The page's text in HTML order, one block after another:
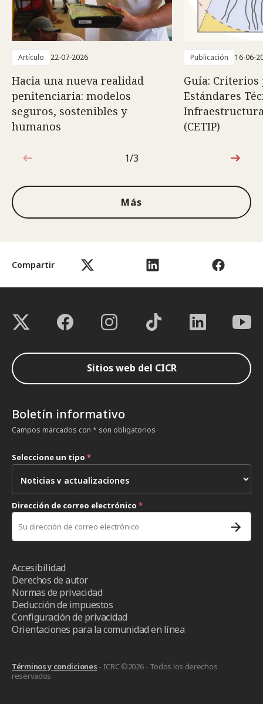
Compartir
Artículo 22-07-2026
Hacia una nueva realidad
penitenciaria: modelos
seguros, sostenibles y
humanos
Publicación 16-06-
Guía: Criterios
Estándares
(CETIP)
1de3
1/3
Más
Sitios web del CICR
Boletín informativo
Campos marcados con * son obligatorios
Seleccione un tipo *
Dirección de correo electrónico *
Accesibilidad
Derechos de autor
Normas de privacidad
Deducción de impuestos
Configuración de privacidad
Orientaciones para la comunidad en línea
Términos y condiciones - ICRC ©2026 - Todos los derechos
reservados